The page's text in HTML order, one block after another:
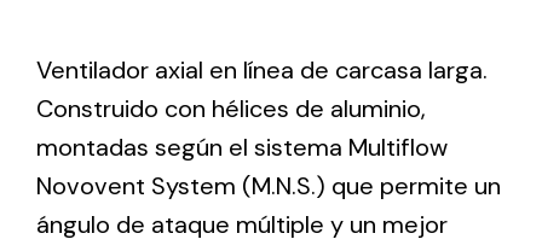
Ventilation
The incorporation of Novovent into the group
meant a greater offer of ventilation products for
Ventilador axial en línea de carcasa larga.
Construido con hélices de aluminio,
montadas según el sistema Multiflow
Novovent System (M.N.S.) que permite un
ángulo de ataque múltiple y un mejor